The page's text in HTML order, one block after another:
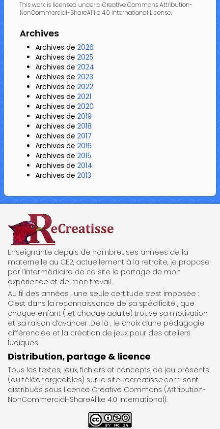
This work is licensed under a Creative Commons Attribution-
NonCommercial-ShareAlike 4.0 International License.
Archives
Archives de 2026
Archives de 2025
Archives de 2024
Archives de 2023
Archives de 2022
Archives de 2021
Archives de 2020
Archives de 2019
Archives de 2018
Archives de 2017
Archives de 2016
Archives de 2015
Archives de 2014
Archives de 2013
ReCreatisse
Enseignante depuis de nombreuses années de la
maternelle au CE2, actuellement à la retraite, je propose
par l’intermédiaire de ce site le partage de mon
expérience et de mon travail.
Au fil des années , une seule certitude s’est imposée :
C’est dans la reconnaissance de sa spécificité , que
chaque enfant ( et chaque adulte) trouve sa motivation
et sa raison d’avancer .De là , le choix d’une pédagogie
différenciée et la création de jeux pour des ateliers
ludiques.
Distribution, partage & licence
Tous les textes, jeux, fichiers et concepts de jeu présents
(ou téléchargeables) sur le site recreatisse.com sont
distribués sous licence Creative Commons (Attribution-
NonCommercial-ShareAlike 4.0 International).